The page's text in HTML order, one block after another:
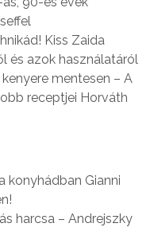
Kiss Zaida
és azok használatáról
mentesen – A
receptjei Horváth
konyhádban Gianni
harcsa – Andrejszky